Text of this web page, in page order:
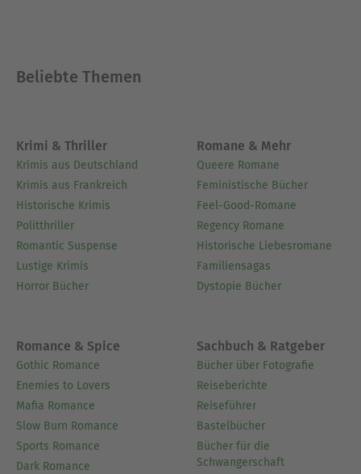
Beliebte Themen
Krimi & Thriller
Krimis aus Deutschland
Krimis aus Frankreich
Historische Krimis
Politthriller
Romantic Suspense
Lustige Krimis
Horror Bücher
Romane & Mehr
Queere Romane
Feministische Bücher
Feel-Good-Romane
Regency Romane
Historische Liebesromane
Familiensagas
Dystopie Bücher
Romance & Spice
Gothic Romance
Enemies to Lovers
Mafia Romance
Slow Burn Romance
Sports Romance
Dark Romance
Sachbuch & Ratgeber
Bücher über Fotografie
Reiseberichte
Reiseführer
Bastelbücher
Bücher für die
Schwangerschaft